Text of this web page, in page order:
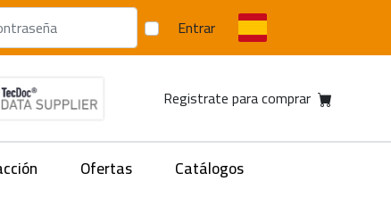
Entrar
Registrate para comprar
Ofertas
Catálogos